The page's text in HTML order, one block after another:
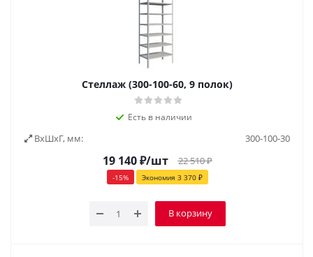
Стеллаж (300-100-60, 9 полок)
Есть в наличии
ВxШxГ, мм: 300-100-30
19 140₽/шт 22 510₽
-15% Экономия 3 370₽
В корзину